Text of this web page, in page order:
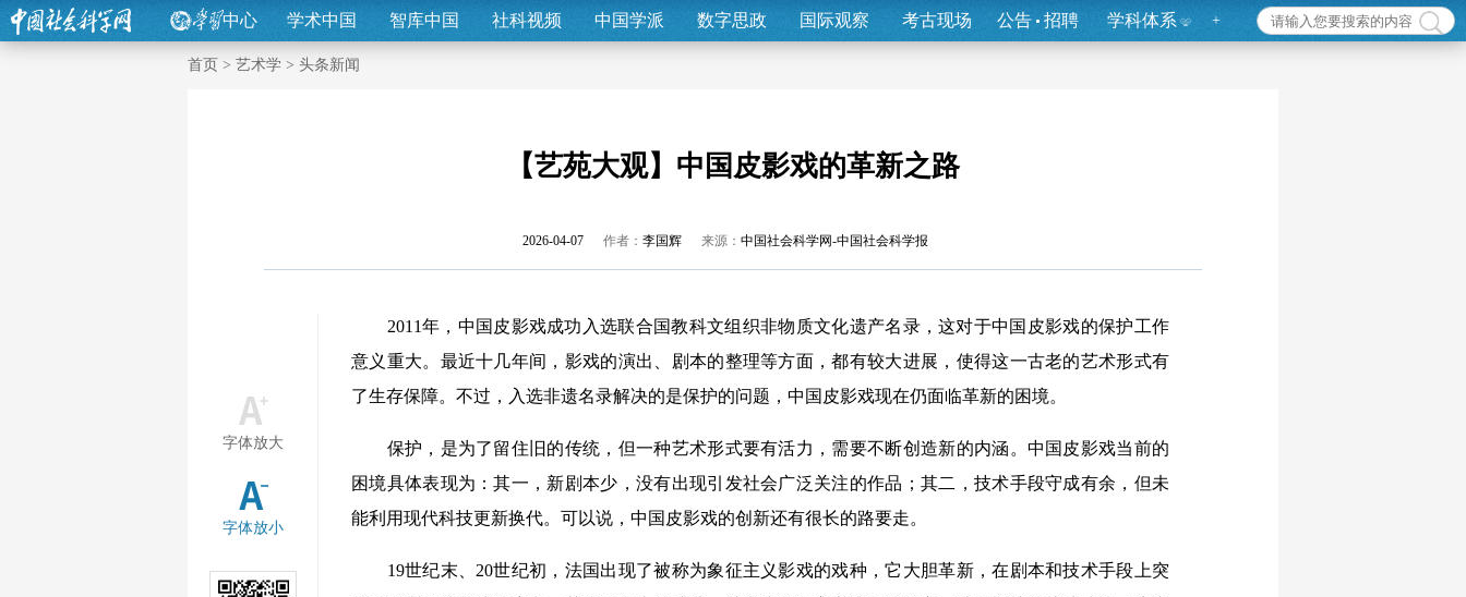
中心 学术中国 智库中国 社科视频 中国学派 数字思政 国际观察 考古现场 公告 招聘 学科体系 +
首页 > 艺术学 > 头条新闻
【艺苑大观】中国皮影戏的革新之路
2026-04-07 作者： 李国辉 来源： 中国社会科学网-中国社会科学报
字体放大
字体放小
2011年，中国皮影戏成功入选联合国教科文组织非物质文化遗产名录，这对于中国皮影戏的保护工作
意义重大。最近十几年间，影戏的演出、剧本的整理等方面，都有较大进展，使得这一古老的艺术形式有
了生存保障。不过，入选非遗名录解决的是保护的问题，中国皮影戏现在仍面临革新的困境。
保护，是为了留住旧的传统，但一种艺术形式要有活力，需要不断创造新的内涵。中国皮影戏当前的
困境具体表现为：其一，新剧本少，没有出现引发社会广泛关注的作品；其二，技术手段守成有余，但未
能利用现代科技更新换代。可以说，中国皮影戏的创新还有很长的路要走。
19世纪末、20世纪初，法国出现了被称为象征主义影戏的戏种，它大胆革新，在剧本和技术手段上突